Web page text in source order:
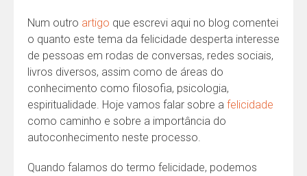
Num outro artigo que escrevi aqui no blog comentei
o quanto este tema da felicidade desperta interesse
de pessoas em rodas de conversas, redes sociais,
livros diversos, assim como de áreas do
conhecimento como filosofia, psicologia,
espiritualidade. Hoje vamos falar sobre a felicidade
como caminho e sobre a importância do
autoconhecimento neste processo.
Quando falamos do termo felicidade, podemos